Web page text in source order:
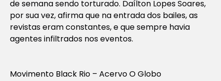
de semana sendo torturado. Daílton Lopes Soares,
por sua vez, afirma que na entrada dos bailes, as
revistas eram constantes, e que sempre havia
agentes infiltrados nos eventos.
Movimento Black Rio – Acervo O Globo